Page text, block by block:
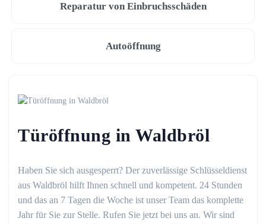
Reparatur von Einbruchsschäden
Autoöffnung
Türöffnung in Waldbröl
Haben Sie sich ausgesperrt? Der zuverlässige Schlüsseldienst
aus Waldbröl hilft Ihnen schnell und kompetent. 24 Stunden
und das an 7 Tagen die Woche ist unser Team das komplette
Jahr für Sie zur Stelle. Rufen Sie jetzt bei uns an. Wir sind